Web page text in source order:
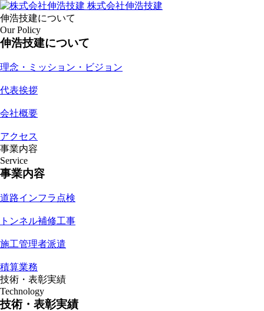
株式会社伸浩技建
伸浩技建について
Our Policy
伸浩技建について
理念・ミッション・ビジョン
代表挨拶
会社概要
アクセス
事業内容
Service
事業内容
道路インフラ点検
トンネル補修工事
施工管理者派遣
積算業務
技術・表彰実績
Technology
技術・表彰実績